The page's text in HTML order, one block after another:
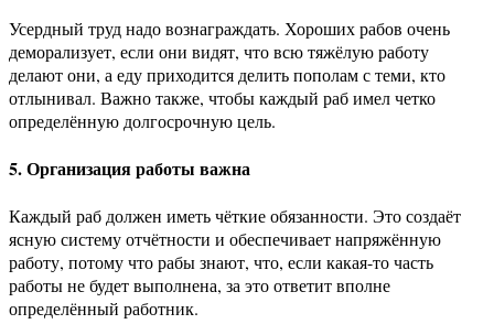
Усердный труд надо вознаграждать. Хороших рабов очень
деморализует, если они видят, что всю тяжёлую работу
делают они, а еду приходится делить пополам с теми, кто
отлынивал. Важно также, чтобы каждый раб имел четко
определённую долгосрочную цель.
5. Организация работы важна
Каждый раб должен иметь чёткие обязанности. Это создаёт
ясную систему отчётности и обеспечивает напряжённую
работу, потому что рабы знают, что, если какая-то часть
работы не будет выполнена, за это ответит вполне
определённый работник.